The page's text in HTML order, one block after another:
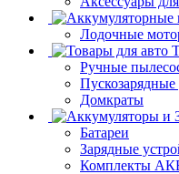
Лодочные
Ручные
Пускозарядные
Домкраты
Батареи
Зарядные
Комплекты